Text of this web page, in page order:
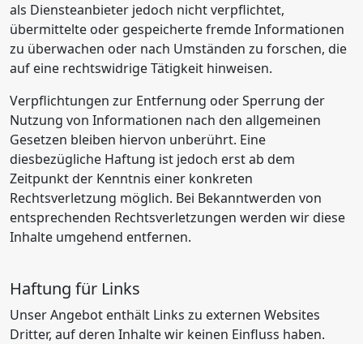
als Diensteanbieter jedoch nicht verpflichtet,
übermittelte oder gespeicherte fremde Informationen
zu überwachen oder nach Umständen zu forschen, die
auf eine rechtswidrige Tätigkeit hinweisen.
Verpflichtungen zur Entfernung oder Sperrung der
Nutzung von Informationen nach den allgemeinen
Gesetzen bleiben hiervon unberührt. Eine
diesbezügliche Haftung ist jedoch erst ab dem
Zeitpunkt der Kenntnis einer konkreten
Rechtsverletzung möglich. Bei Bekanntwerden von
entsprechenden Rechtsverletzungen werden wir diese
Inhalte umgehend entfernen.
Haftung für Links
Unser Angebot enthält Links zu externen Websites
Dritter, auf deren Inhalte wir keinen Einfluss haben.